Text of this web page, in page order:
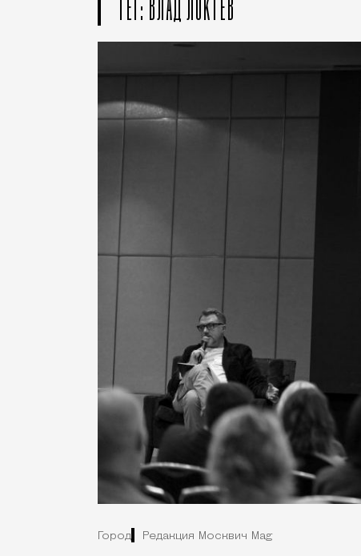
Город Редакция Москвич Mag